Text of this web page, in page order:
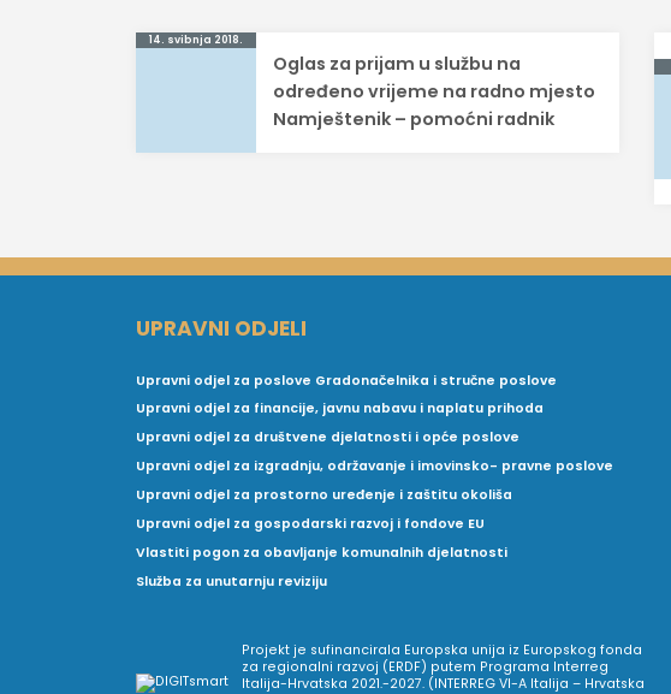
Navigacija
14. svibnja 2018.
Oglas za prijam u službu na
određeno vrijeme na radno mjesto
Namještenik – pomoćni radnik
UPRAVNI ODJELI
Upravni odjel za poslove Gradonačelnika i stručne poslove
Upravni odjel za financije, javnu nabavu i naplatu prihoda
Upravni odjel za društvene djelatnosti i opće poslove
Upravni odjel za izgradnju, održavanje i imovinsko- pravne poslove
Upravni odjel za prostorno uređenje i zaštitu okoliša
Upravni odjel za gospodarski razvoj i fondove EU
Vlastiti pogon za obavljanje komunalnih djelatnosti
Služba za unutarnju reviziju
Projekt je sufinancirala Europska unija iz Europskog fonda
za regionalni razvoj (ERDF) putem Programa Interreg
Italija-Hrvatska 2021.-2027. (INTERREG VI-A Italija – Hrvatska